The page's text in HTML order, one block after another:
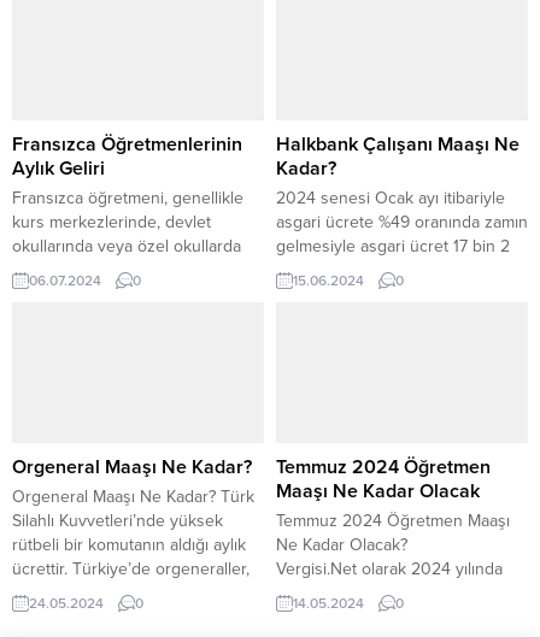
Güncel olarak belirtilen...
belirlenmiştir. Belirli durumlara...
Fransızca Öğretmenlerinin
Aylık Geliri
Fransızca öğretmeni, genellikle
kurs merkezlerinde, devlet
okullarında veya özel okullarda
çalışarak öğrencilere dil hakkında
detayları verir. Eğitim sektöründe
becerilerini geliştirecek etkinlikler
düzenlemek gibi birçok faaliyette
bulunur. Fransızca Öğretmeni
olmak için belirlenen...
06.07.2024 0
Halkbank Çalışanı Maaşı Ne
Kadar?
2024 senesi Ocak ayı itibariyle
asgari ücrete %49 oranında zamın
gelmesiyle asgari ücret 17 bin 2
TL olmaktadır. Bunun yanında
Halkbank personel maaşları ise
15.06.2024 0
Orgeneral Maaşı Ne Kadar?
Orgeneral Maaşı Ne Kadar? Türk
Silahlı Kuvvetleri’nde yüksek
rütbeli bir komutanın aldığı aylık
ücrettir. Türkiye’de orgeneraller,
devletin savunma ve güvenlik
alanındaki en önemli görevlerini
24.05.2024 0
Temmuz 2024 Öğretmen
Maaşı Ne Kadar Olacak
Temmuz 2024 Öğretmen Maaşı
Ne Kadar Olacak?
Vergisi.Net olarak 2024 yılında
temmuz ayında memur ve
öğretmen maaşlarına yüzde 25
14.05.2024 0